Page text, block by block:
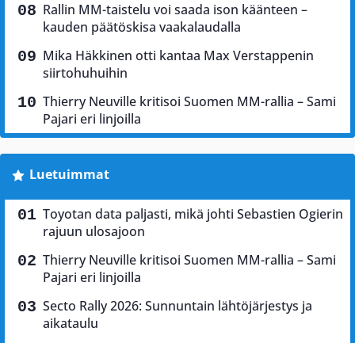
Rallin MM-taistelu voi saada ison käänteen –
kauden päätöskisa vaakalaudalla
Mika Häkkinen otti kantaa Max Verstappenin
siirtohuhuihin
Thierry Neuville kritisoi Suomen MM-rallia – Sami
Pajari eri linjoilla
Luetuimmat
Toyotan data paljasti, mikä johti Sebastien Ogierin
rajuun ulosajoon
Thierry Neuville kritisoi Suomen MM-rallia – Sami
Pajari eri linjoilla
Secto Rally 2026: Sunnuntain lähtöjärjestys ja
aikataulu